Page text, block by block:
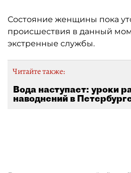
Состояние женщины пока
происшествия в данный
экстренные службы.
Читайте также:
Вода наступает: уроки
наводнений в